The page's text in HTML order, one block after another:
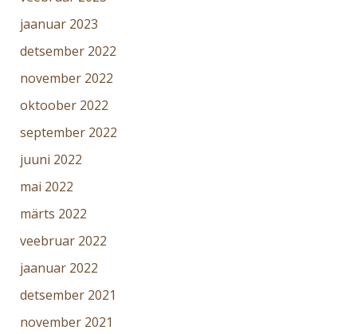
jaanuar 2023
detsember 2022
november 2022
oktoober 2022
september 2022
juuni 2022
mai 2022
märts 2022
veebruar 2022
jaanuar 2022
detsember 2021
november 2021